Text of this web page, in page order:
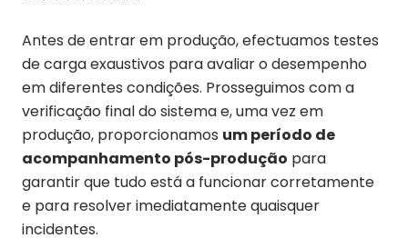
Antes de entrar em produção, efectuamos testes
de carga exaustivos para avaliar o desempenho
em diferentes condições. Prosseguimos com a
verificação final do sistema e, uma vez em
produção, proporcionamos um período de
acompanhamento pós-produção para
garantir que tudo está a funcionar corretamente
e para resolver imediatamente quaisquer
incidentes.